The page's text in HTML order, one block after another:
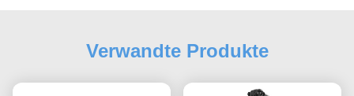
Verwandte Produkte